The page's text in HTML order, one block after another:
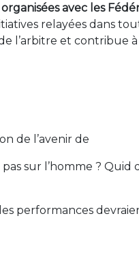
avec les
relayées dans
l’arbitre et contribue
de l’avenir de
sur l’homme ? Quid
performances